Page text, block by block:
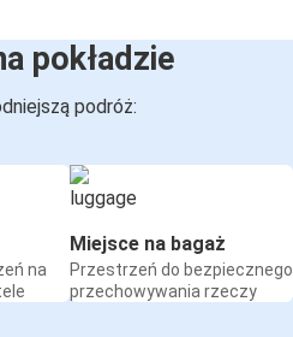
pokładzie
podróż:
na
Miejsce na bagaż
Przestrzeń do bezpiecznego
przechowywania rzeczy